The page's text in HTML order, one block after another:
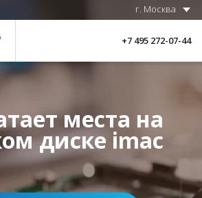
г. Москва
+7 495 272-07-44
места на
диске imac